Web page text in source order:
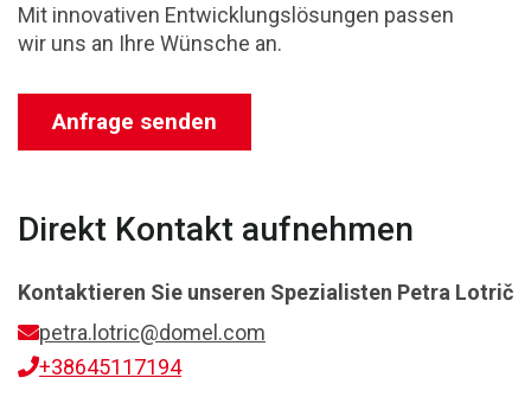
Mit innovativen Entwicklungslösungen passen
wir uns an Ihre Wünsche an.
Anfrage senden
Direkt Kontakt aufnehmen
Kontaktieren Sie unseren Spezialisten Petra Lotrič
petra.lotric@domel.com
+38645117194